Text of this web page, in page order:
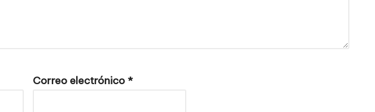
Correo electrónico *